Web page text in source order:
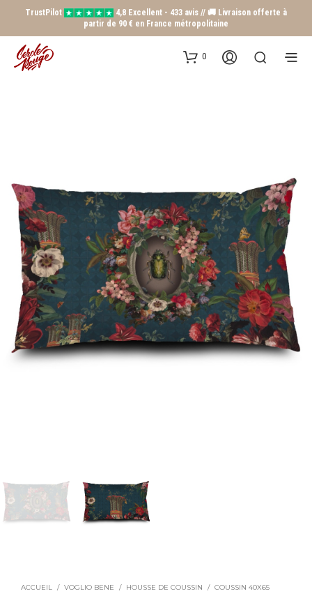
TrustPilot
4,8 Excellent - 433 avis // 🚚 Livraison offerte à
partir de 90 € en France métropolitaine
0
ACCUEIL / VOGLIO BENE / HOUSSE DE COUSSIN / COUSSIN 40X65